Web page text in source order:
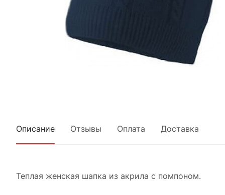
Описание Отзывы Оплата Доставка
Теплая женская шапка из акрила с помпоном.